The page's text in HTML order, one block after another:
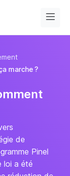
marche ?
de
Pinel
loi a été